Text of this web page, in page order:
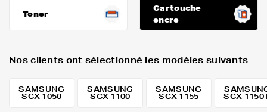
Toner
Cartouche
encre
Nos clients ont sélectionné les modèles suivants
SAMSUNG
SCX 1050
SAMSUNG
SCX 1100
SAMSUNG
SCX 1155 SCX 1150